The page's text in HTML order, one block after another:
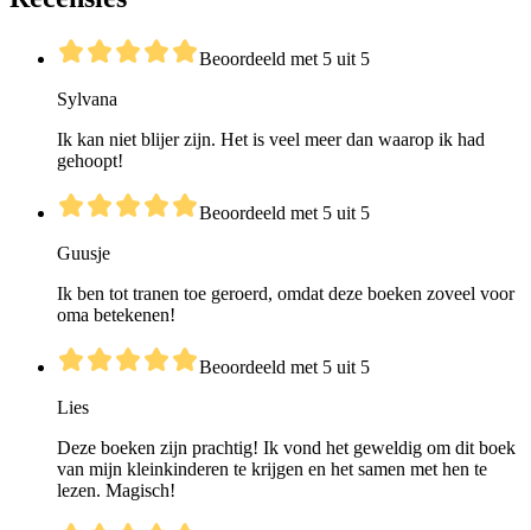
Beoordeeld met 5 uit 5
Sylvana
Ik kan niet blijer zijn. Het is veel meer dan waarop ik had
gehoopt!
Beoordeeld met 5 uit 5
Guusje
Ik ben tot tranen toe geroerd, omdat deze boeken zoveel voor
oma betekenen!
Beoordeeld met 5 uit 5
Lies
Deze boeken zijn prachtig! Ik vond het geweldig om dit boek
van mijn kleinkinderen te krijgen en het samen met hen te
lezen. Magisch!